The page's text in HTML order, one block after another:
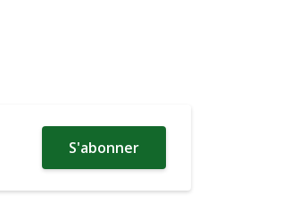
S'abonner